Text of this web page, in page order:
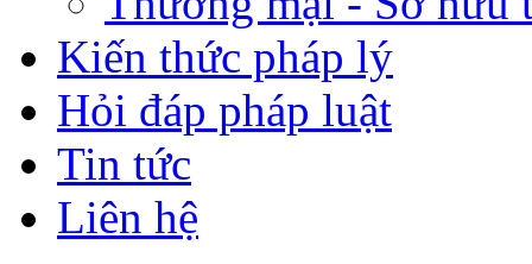
Kiến thức pháp lý
Hỏi đáp pháp luật
Tin tức
Liên hệ